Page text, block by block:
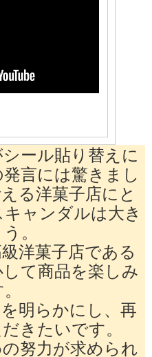
ール貼り替えに
言には驚きまし
る洋菓子店にと
ャンダルは大き
。
洋菓子店である
て商品を楽しみ
明らかにし、再
きたいです。
努力が求められ